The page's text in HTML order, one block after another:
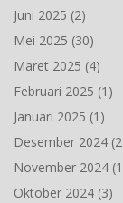
Juni 2025 (2)
Mei 2025 (30)
Maret 2025 (4)
Februari 2025 (1)
Januari 2025 (1)
Desember 2024
November 2024
Oktober 2024 (3)